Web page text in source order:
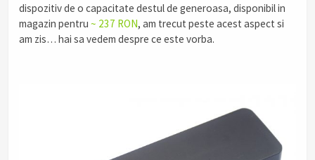
dispozitiv de o capacitate destul de generoasa, disponibil in
magazin pentru ~ 237 RON, am trecut peste acest aspect si
am zis… hai sa vedem despre ce este vorba.